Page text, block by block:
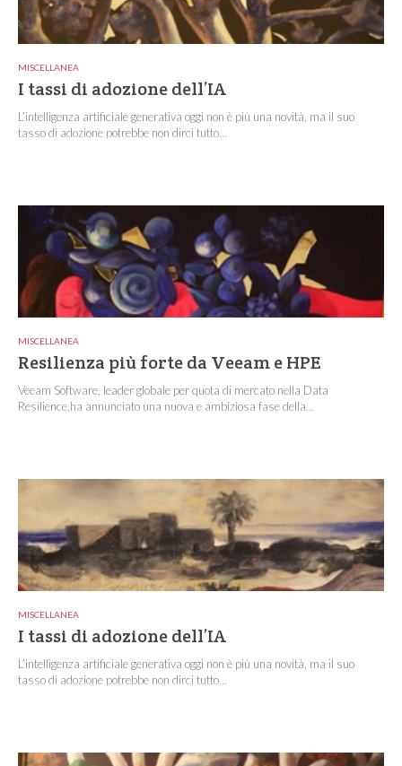
MISCELLANEA
I tassi di adozione dell’IA
L’intelligenza artificiale generativa oggi non è più una novità, ma il suo
tasso di adozione potrebbe non dirci tutto...
MISCELLANEA
Resilienza più forte da Veeam e HPE
Veeam Software, leader globale per quota di mercato nella Data
Resilience,ha annunciato una nuova e ambiziosa fase della...
MISCELLANEA
I tassi di adozione dell’IA
L’intelligenza artificiale generativa oggi non è più una novità, ma il suo
tasso di adozione potrebbe non dirci tutto...